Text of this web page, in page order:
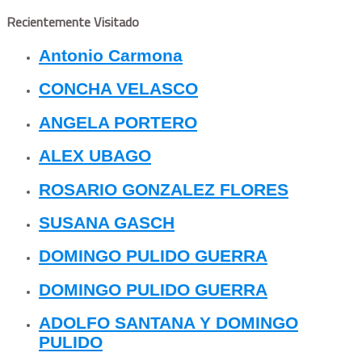
Recientemente Visitado
Antonio Carmona
CONCHA VELASCO
ANGELA PORTERO
ALEX UBAGO
ROSARIO GONZALEZ FLORES
SUSANA GASCH
DOMINGO PULIDO GUERRA
DOMINGO PULIDO GUERRA
ADOLFO SANTANA Y DOMINGO
PULIDO